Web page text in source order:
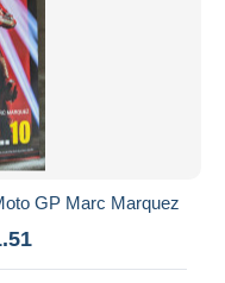
GP Marc Marquez